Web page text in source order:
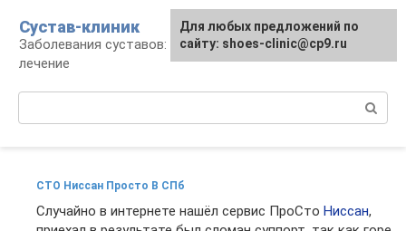
контенту
Сустав-клиник
Заболевания суставов: профилактика и
лечение
СТО Ниссан Просто В СПб
Случайно в интернете нашёл сервис ПроСто Ниссан,
Для любых предложений по
сайту: shoes-clinic@cp9.ru